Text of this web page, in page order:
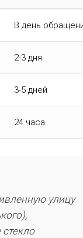
В день
2-3 дня
3-5 дней
24 часа
улицу